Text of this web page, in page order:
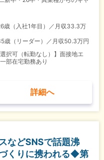
歳（入社1年目）／月収33.3万
歳（リーダー）／月収50.3万円
択可（転勤なし）】面接地エ
部在宅勤務あり
詳細へ
などSNSで話題沸
くりに携われる◆第